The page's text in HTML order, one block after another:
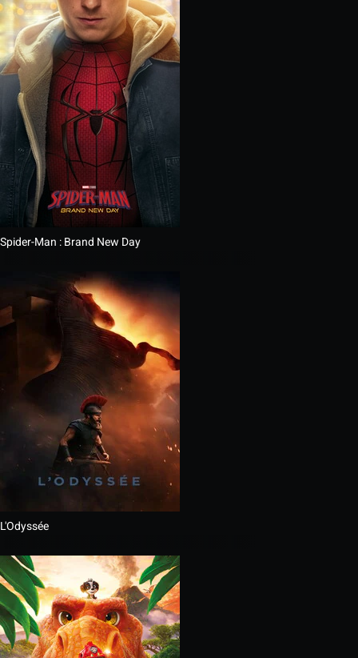
Spider-Man : Brand New Day
L'Odyssée